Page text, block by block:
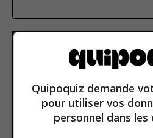
S’inscrire à la
E-mail
Quipoquiz demande
pour utiliser vos
personnel dans les